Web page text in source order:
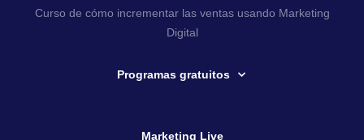
Curso de cómo incrementar las ventas usando Marketing
Digital
Programas gratuitos
Marketing Live